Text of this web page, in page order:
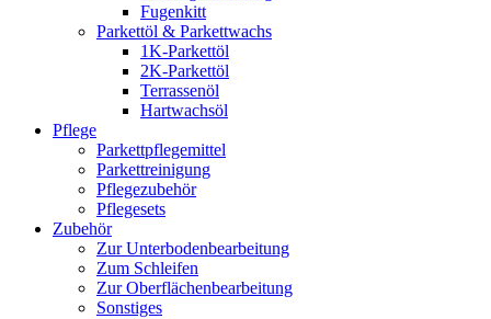
Fugenkitt
Parkettöl & Parkettwachs
1K-Parkettöl
2K-Parkettöl
Terrassenöl
Hartwachsöl
Pflege
Parkettpflegemittel
Parkettreinigung
Pflegezubehör
Pflegesets
Zubehör
Zur Unterbodenbearbeitung
Zum Schleifen
Zur Oberflächenbearbeitung
Sonstiges